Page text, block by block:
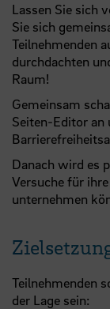
Lassen Sie sich
Sie sich
Teilnehmenden
durchdachten
Raum!
Gemeinsam
Seiten-Editor an
Danach wird es
Versuche für
unternehmen
Teilnehmenden
der Lage sein: